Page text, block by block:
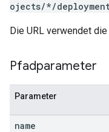
ojects/*/
Die URL verwendet
Pfadparameter
Parameter
name